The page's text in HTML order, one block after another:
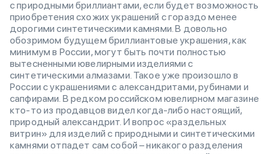
с природными бриллиантами, если будет возможность
приобретения схожих украшений с гораздо менее
дорогими синтетическими камнями. В довольно
обозримом будущем бриллиантовые украшения, как
минимум в России, могут быть почти полностью
вытесненными ювелирными изделиями с
синтетическими алмазами. Такое уже произошло в
России с украшениями с александритами, рубинами и
сапфирами. В редком российском ювелирном магазине
кто-то из продавцов видел когда-либо настоящий,
природный александрит. И вопрос «раздельных
витрин» для изделий с природными и синтетическими
камнями отпадет сам собой – никакого разделения